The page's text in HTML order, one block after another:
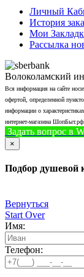
Личный
История
Мои
Рассылка
Волоколамский
Вся информация на сайте
офертой, определенной
информации о
интернет-магазина ШопБыт.рф.
Задать вопрос в
×
Подбор душевой
Вернуться
Start Over
Имя:
Телефон: